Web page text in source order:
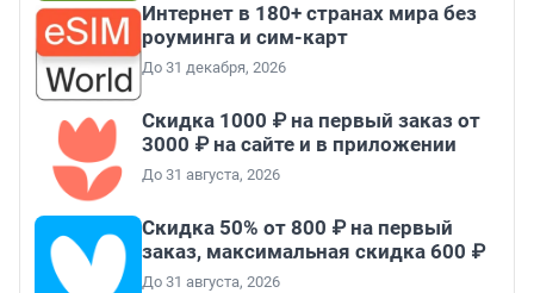
Интернет в 180+ странах мира без
роуминга и сим-карт
До 31 декабря, 2026
Скидка 1000 ₽ на первый заказ от
3000 ₽ на сайте и в приложении
До 31 августа, 2026
Скидка 50% от 800 ₽ на первый
заказ, максимальная скидка 600 ₽
До 31 августа, 2026